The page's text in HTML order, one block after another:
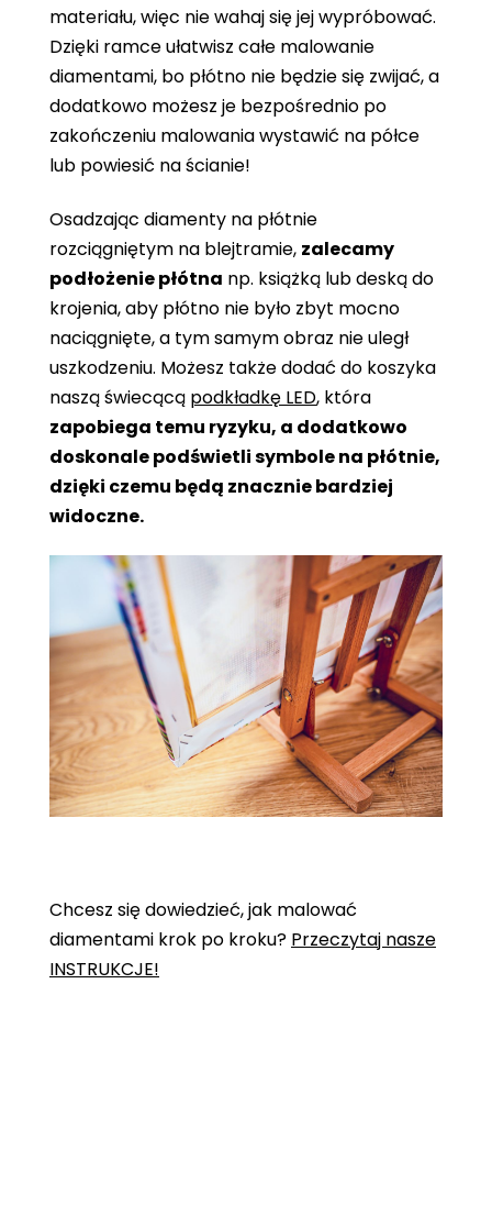
materiału, więc nie wahaj się jej wypróbować.
Dzięki ramce ułatwisz całe malowanie
diamentami, bo płótno nie będzie się zwijać, a
dodatkowo możesz je bezpośrednio po
zakończeniu malowania wystawić na półce
lub powiesić na ścianie!
Osadzając diamenty na płótnie
rozciągniętym na blejtramie, zalecamy
podłożenie płótna np. książką lub deską do
krojenia, aby płótno nie było zbyt mocno
naciągnięte, a tym samym obraz nie uległ
uszkodzeniu. Możesz także dodać do koszyka
naszą świecącą podkładkę LED, która
zapobiega temu ryzyku, a dodatkowo
doskonale podświetli symbole na płótnie,
dzięki czemu będą znacznie bardziej
widoczne.
Chcesz się dowiedzieć, jak malować
diamentami krok po kroku? Przeczytaj nasze
INSTRUKCJE!